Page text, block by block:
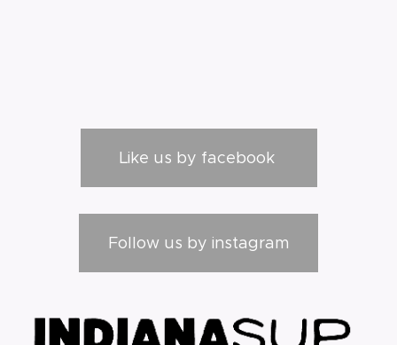
Like us by facebook
Follow us by instagram